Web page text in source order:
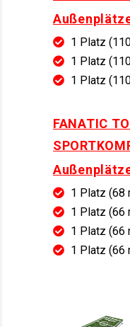
1 Platz
1 Platz
1 Platz
FANATIC
1 Platz (68
1 Platz (66
1 Platz (66
1 Platz (66